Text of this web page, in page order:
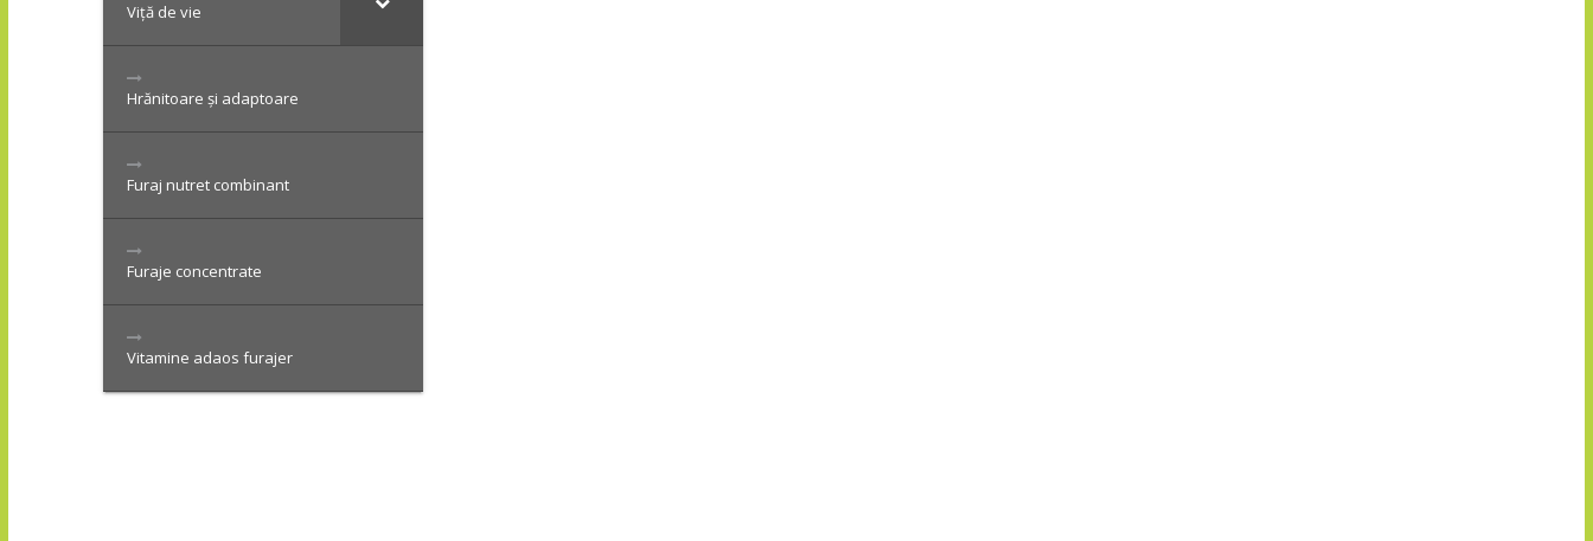
Viță de vie
Hrănitoare și adaptoare
Furaj nutret combinant
Furaje concentrate
Vitamine adaos furajer